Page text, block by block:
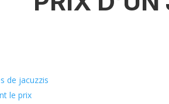
de jacuzzis
le prix